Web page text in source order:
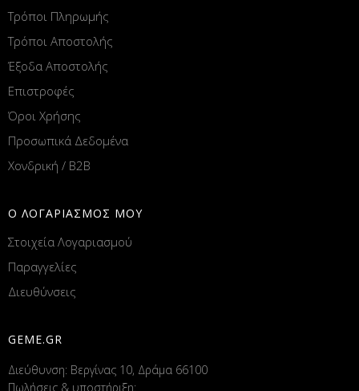
Τρόποι Πληρωμής
Τρόποι Αποστολής
Έξοδα Αποστολής
Επιστροφές
Όροι Χρήσης
Προσωπικά Δεδομένα
Χονδρική / B2B
Ο ΛΟΓΑΡΙΑΣΜΟΣ ΜΟΥ
Στοιχεία Λογαριασμού
Παραγγελίες
Διευθύνσεις
GEME.GR
Διεύθυνση: Βεργίνας 10, Δράμα 66100
Πωλήσεις & υποστήριξη: